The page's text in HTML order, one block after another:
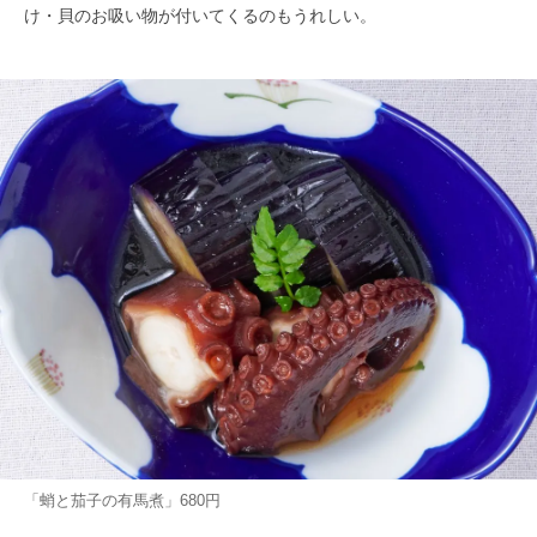
け・貝のお吸い物が付いてくるのもうれしい。
「蛸と茄子の有馬煮」680円